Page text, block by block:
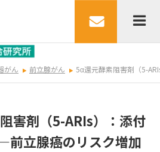
がん 前立腺がん 5α還元酵素阻害剤（5-
害剤（5-ARIs）：添付
前立腺癌のリスク増加